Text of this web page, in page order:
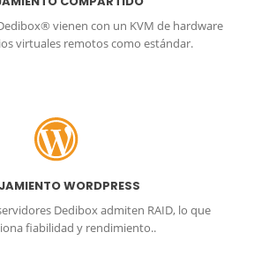
vienen con un KVM de hardware
virtuales remotos como estándar.
WORDPRESS
Dedibox admiten RAID, lo que
fiabilidad y rendimiento..